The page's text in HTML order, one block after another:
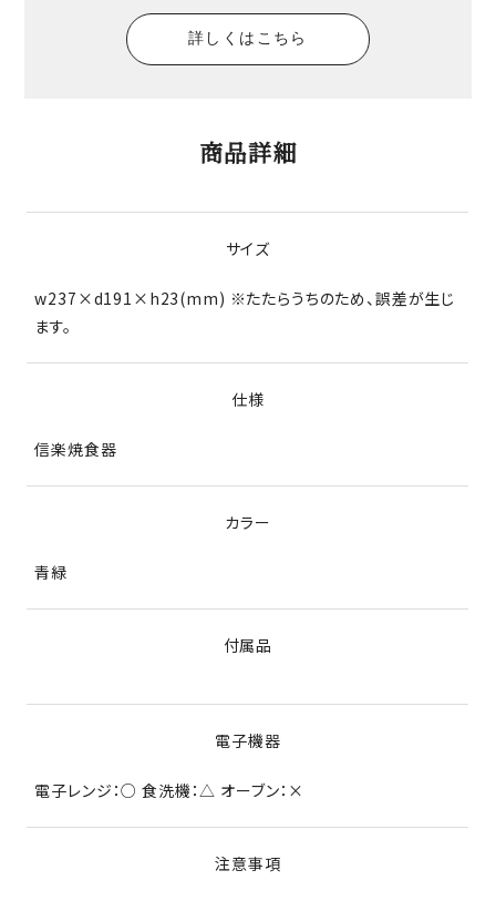
詳しくはこちら
商品詳細
サイズ
w237×d191×h23(mm) ※たたらうちのため、誤差が生じ
ます。
仕様
信楽焼食器
カラー
青緑
付属品
電子機器
電子レンジ：○ 食洗機：△ オーブン：×
注意事項